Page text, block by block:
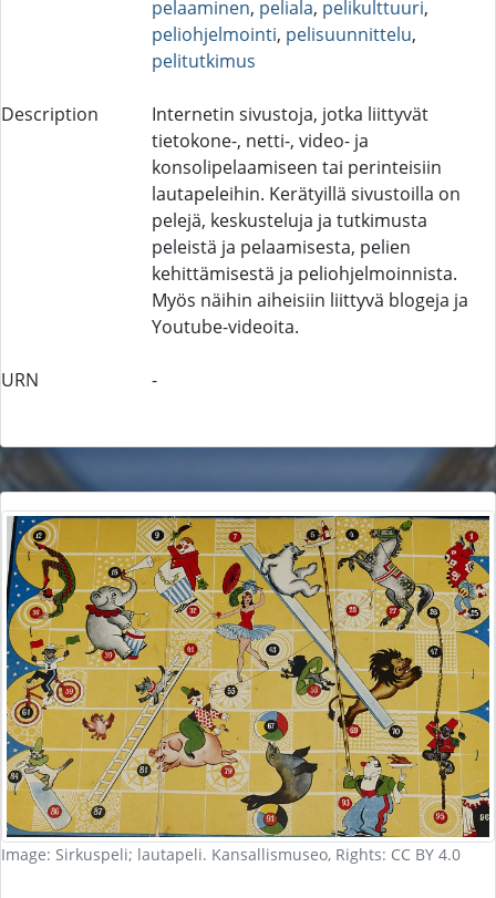
pelaaminen, peliala, pelikulttuuri,
peliohjelmointi, pelisuunnittelu,
pelitutkimus
Description
Internetin sivustoja, jotka liittyvät
tietokone-, netti-, video- ja
konsolipelaamiseen tai perinteisiin
lautapeleihin. Kerätyillä sivustoilla on
pelejä, keskusteluja ja tutkimusta
peleistä ja pelaamisesta, pelien
kehittämisestä ja peliohjelmoinnista.
Myös näihin aiheisiin liittyvä blogeja ja
Youtube-videoita.
URN -
Image: Sirkuspeli; lautapeli. Kansallismuseo, Rights: CC BY 4.0